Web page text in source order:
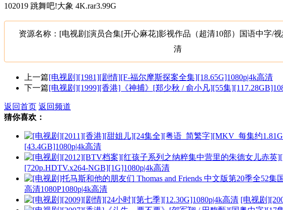
102019 跳舞吧!大象 4K.rar3.99G
资源名称：[电视剧]演员合集[开心麻花]影视作品（超清10部）国语中字/视
清
上一篇[电视剧][1981][剧情][F-福尔摩斯探案全集][18.65G]1080p|4k高清
下一篇[电视剧][1999][香港]《神捕》[郑少秋 / 俞小凡][55集
返回首页 返回频道
猜你喜欢：
[43.4GB]1080p|4k高清
[720p.HDTV.x264-NGB][1G]1080p|4k高清
高清1080P1080p|4k高清
[电视剧